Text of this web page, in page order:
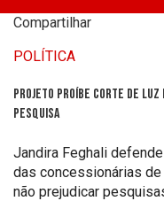
Compartilhar
POLÍTICA
Projeto proíbe corte de luz
pesquisa
Jandira Feghali
das concessionárias
não prejudicar